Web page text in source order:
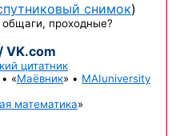
снимок)
общаги, проходные?
VK.com
цитатник
• «Маёвник» • MAIuniversity
математика»